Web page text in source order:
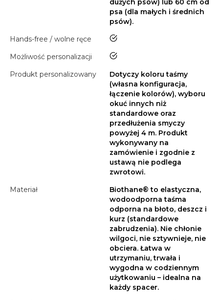
dużych psów) lub 60 cm od
psa (dla małych i średnich
psów).
Hands-free / wolne ręce
tak
Możliwość personalizacji tak
Produkt personalizowany
Dotyczy koloru taśmy
(własna konfiguracja,
łączenie kolorów), wyboru
okuć innych niż
standardowe oraz
przedłużenia smyczy
powyżej 4 m. Produkt
wykonywany na
zamówienie i zgodnie z
ustawą nie podlega
zwrotowi.
Materiał
Biothane® to elastyczna,
wodoodporna taśma
odporna na błoto, deszcz i
kurz (standardowe
zabrudzenia). Nie chłonie
wilgoci, nie sztywnieje, nie
obciera. Łatwa w
utrzymaniu, trwała i
wygodna w codziennym
użytkowaniu – idealna na
każdy spacer.